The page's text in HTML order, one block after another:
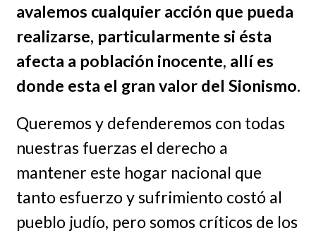
avalemos cualquier acción que pueda
realizarse, particularmente si ésta
afecta a población inocente, allí es
donde esta el gran valor del Sionismo.
Queremos y defenderemos con todas
nuestras fuerzas el derecho a
mantener este hogar nacional que
tanto esfuerzo y sufrimiento costó al
pueblo judío, pero somos críticos de los